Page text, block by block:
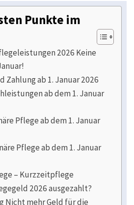
Punkte im
2026 Keine
Zahlung ab 1. Januar 2026
ab dem 1. Januar
Pflege ab dem 1. Januar
Pflege ab dem 1. Januar
– Kurzzeitpflege
2026 ausgezahlt?
Nicht mehr Geld für die